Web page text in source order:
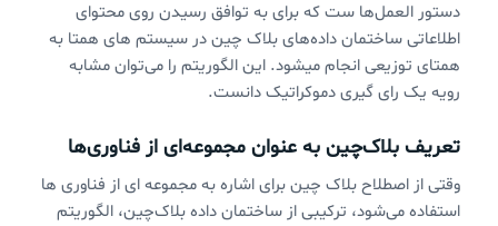
دستور العمل‌ها ست که برای به توافق رسیدن روی محتوای
اطلاعاتی ساختمان داده‌های بلاک چین در سیستم های همتا به
همتای توزیعی انجام میشود. این الگوریتم را می‌توان مشابه
رویه یک رای گیری دموکراتیک دانست.
تعریف بلاک‌چین به عنوان مجموعه‌ای از فناوری‌ها
وقتی از اصطلاح بلاک چین برای اشاره به مجموعه ای از فناوری ها
استفاده می‌شود، ترکیبی از ساختمان داده بلاک‌چین، الگوریتم